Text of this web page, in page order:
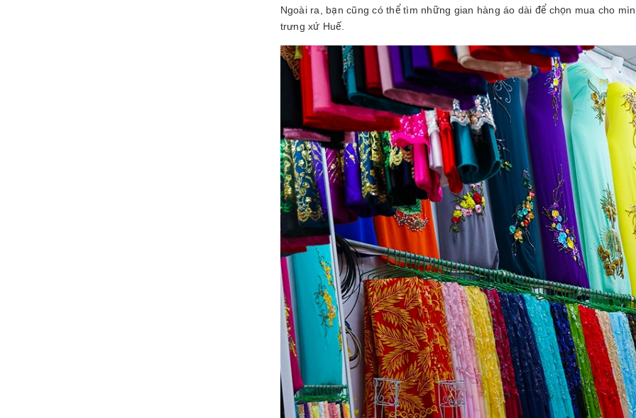
Ngoài ra, bạn cũng có thể tìm những gian hàng áo dài để chọn mua cho
trưng xứ Huế.